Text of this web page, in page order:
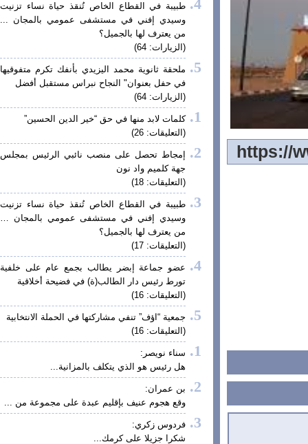
طبيبة في القطاع الخاص تُنقذ حياة نساء تزنيت
وسيدي إفني في مستشفى عمومي بالمجان ...
من يعترف لها بالجميل؟
(الزيارات: 64)
ملحقة ثانوية محمد اليزيدي بأنفك تكرم متفوقيها
في حفل بعنوان" النجاح نبراس مستقبل أفضل
(الزيارات: 64)
كلمات لابد منها في حق “خير الدين الحسين”
(التعليقات: 26)
إمجاط تحصل على منصب نائبي الرئيس بمجلس
جهة كلميم واد نون
(التعليقات: 18)
طبيبة في القطاع الخاص تُنقذ حياة نساء تزنيت
وسيدي إفني في مستشفى عمومي بالمجان …
من يعترف لها بالجميل؟
(التعليقات: 17)
عضو جماعة إبضر يطالب بجمع عام على خلفية
تورط رئيس دار الطالب(ة) في فضيحة أخلاقية
(التعليقات: 16)
جمعية “اؤف” تنفي مشاركتها في الحملة الانتخابية
(التعليقات: 16)
سناء نويصر:
هل رئيس هو الذي يتكلف بالمزانية...
بن عمران:
وقع هجوم عنيف بإقليم عبدة على مجموعة من ...
فردوس زكري:
شكرا جزيلا على كرمك...